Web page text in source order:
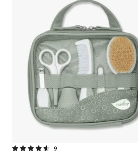
Spesifikasjoner:
Materiale:
Rengjøring:
Bruk : På
Fri for: PVC
Designpris:
Produsent:
9